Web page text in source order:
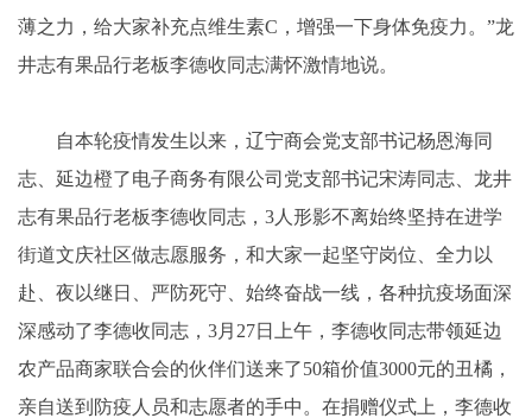
薄之力，给大家补充点维生素C，增强一下身体免疫力。”龙
井志有果品行老板李德收同志满怀激情地说。
自本轮疫情发生以来，辽宁商会党支部书记杨恩海同
志、延边橙了电子商务有限公司党支部书记宋涛同志、龙井
志有果品行老板李德收同志，3人形影不离始终坚持在进学
街道文庆社区做志愿服务，和大家一起坚守岗位、全力以
赴、夜以继日、严防死守、始终奋战一线，各种抗疫场面深
深感动了李德收同志，3月27日上午，李德收同志带领延边
农产品商家联合会的伙伴们送来了50箱价值3000元的丑橘，
亲自送到防疫人员和志愿者的手中。在捐赠仪式上，李德收